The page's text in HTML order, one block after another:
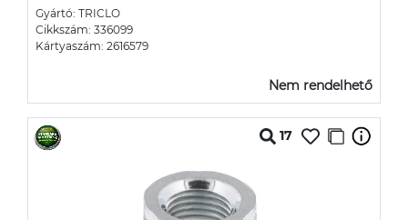
Gyártó: TRICLO
Cikkszám: 336099
Kártyaszám: 2616579
Nem rendelhető
17